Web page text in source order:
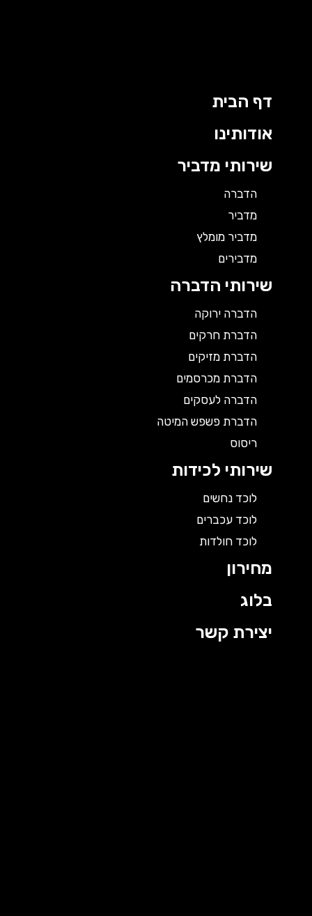
דף הבית
אודותינו
שירותי מדביר
הדברה
מדביר
מדביר מומלץ
מדבירים
שירותי הדברה
הדברה ירוקה
הדברת חרקים
הדברת מזיקים
הדברת מכרסמים
הדברה לעסקים
הדברת פשפש המיטה
ריסוס
שירותי לכידות
לוכד נחשים
לוכד עכברים
לוכד חולדות
מחירון
בלוג
יצירת קשר